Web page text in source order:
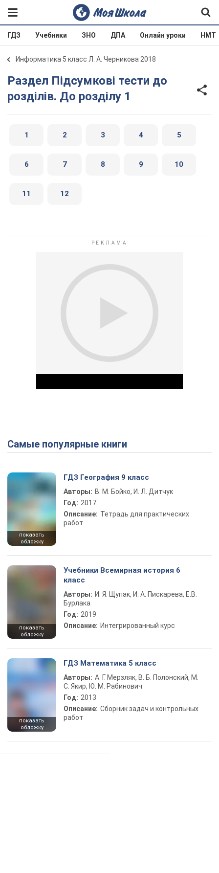
ГДЗ Учебники ЗНО ДПА Онлайн уроки НМТ
Информатика 5 класс Л. А. Черникова 2018
Раздел Підсумкові тести до
розділів. До розділу 1
1 2 3 4 5
6 7 8 9 10
11 12
Play Video
Самые популярные книги
показать
обложку
ГДЗ География 9 класс
Авторы: В. М. Бойко, И. Л. Дитчук
Год: 2017
Описание: Тетрадь для практических
работ
показать
обложку
Учебники Всемирная история 6
класс
Авторы: И. Я. Щупак, И. А. Пискарева, Е.В.
Бурлака
Год: 2019
Описание: Интегрированный курс
показать
обложку
ГДЗ Математика 5 класс
Авторы: А. Г. Мерзляк, В. Б. Полонский, М.
С. Якир, Ю. М. Рабинович
Год: 2013
Описание: Сборник задач и контрольных
работ